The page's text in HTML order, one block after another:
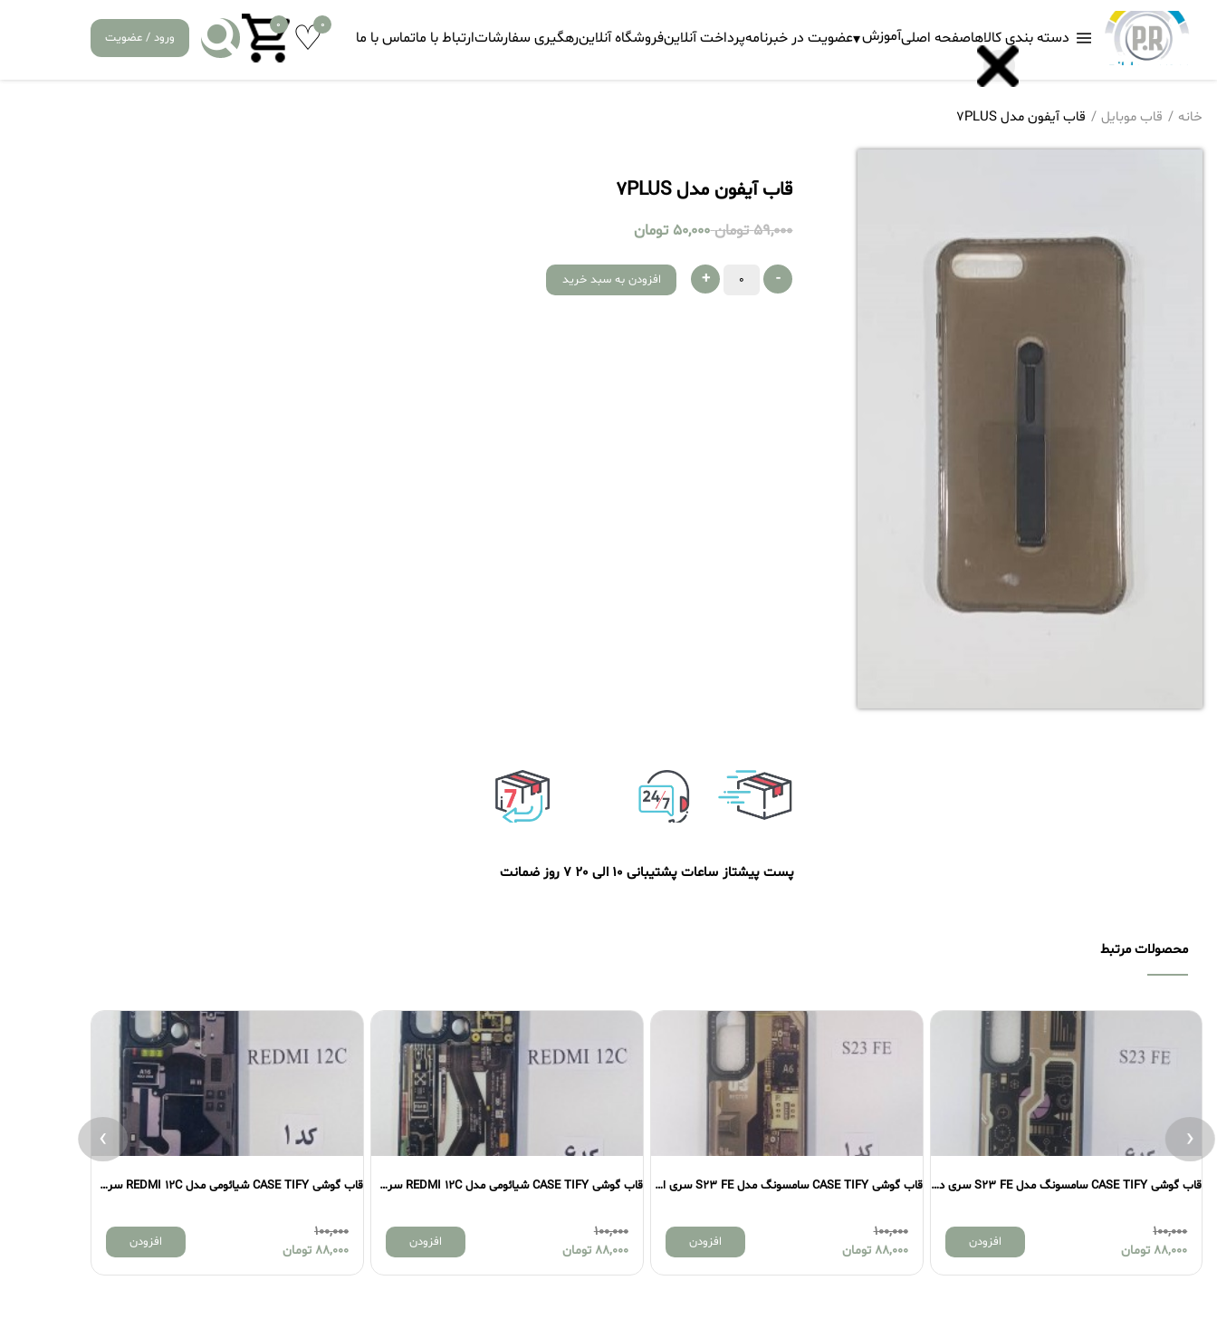
دسته بندی کالاهاصفحه اصلیآموزش عضویت در خبرنامهپرداخت آنلاینفروشگاه آنلاینرهگیری سفارشاتارتباط با ماتماس با ما
0
0
ورود / عضویت
خانه قاب موبایل قاب آیفون مدل 7PLUS
قاب آیفون مدل 7PLUS
59,000 تومان 50,000 تومان
-
+ افزودن به سبد خرید
پست پیشتاز ساعات پشتیبانی 10 الی 20 7 روز ضمانت
محصولات مرتبط
قاب گوشی CASE TIFY سامسونگ مدل S23 FE سری دوم
افزودن
قاب گوشی CASE TIFY سامسونگ مدل S23 FE سری اول
افزودن
قاب گوشی CASE TIFY شیائومی مدل REDMI 12C سری دوم
افزودن
قاب گوشی CASE TIFY شیائومی مدل REDMI 12C سری اول
افزودن
‹
›